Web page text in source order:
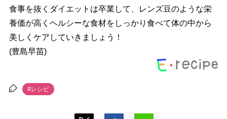
食事を抜くダイエットは卒業して、レンズ豆のような栄
養価が高くヘルシーな食材をしっかり食べて体の中から
美しくケアしていきましょう！
(豊島早苗)
#レシピ